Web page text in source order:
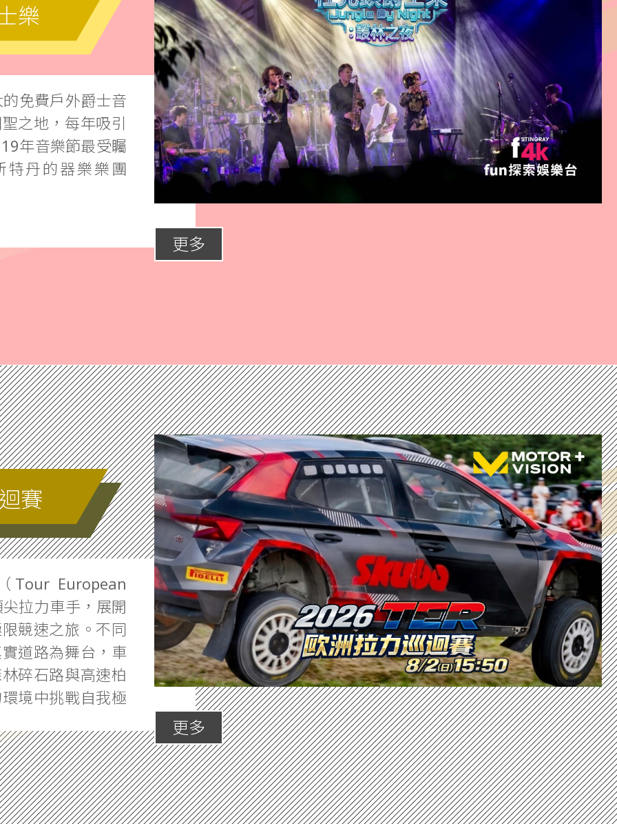
樂
免費戶外爵士音
之地，每年吸引
年音樂節最受矚
特丹的器樂樂團
更多
賽
European
拉力車手，展開
競速之旅。不同
道路為舞台，車
碎石路與高速柏
境中挑戰自我極
更多